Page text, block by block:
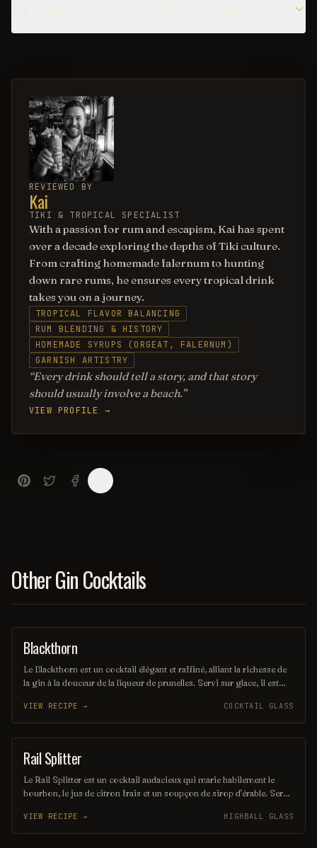
REVIEWED BY
Kai
TIKI & TROPICAL SPECIALIST
With a passion for rum and escapism, Kai has spent
over a decade exploring the depths of Tiki culture.
From crafting homemade falernum to hunting
down rare rums, he ensures every tropical drink
takes you on a journey.
TROPICAL FLAVOR BALANCING
RUM BLENDING & HISTORY
HOMEMADE SYRUPS (ORGEAT, FALERNUM)
GARNISH ARTISTRY
Every drink should tell a story, and that story
should usually involve a beach.
VIEW PROFILE →
Other Gin Cocktails
ORDINARY DRINK
Blackthorn
Le Blackthorn est un cocktail élégant et raffiné, alliant la richesse de
la gin à la douceur de la liqueur de prunelles. Servi sur glace, il est
équilibre parfaitement les saveurs. Ce mélange savoureux évoque
des notes fruitées et épicées, parfait pour les amateurs de cocktails
classiques.
VIEW RECIPE → COCKTAIL GLASS
COCKTAIL
Rail Splitter
Le Rail Splitter est un cocktail audacieux qui marie habilement le
bourbon, le jus de citron frais et un soupçon de sirop d'érable. Servi
évoquant les saveurs rustiques du terroir américain. Parfait pour les
amateurs de cocktails classiques revisités, il saura séduire vos
VIEW RECIPE → HIGHBALL GLASS